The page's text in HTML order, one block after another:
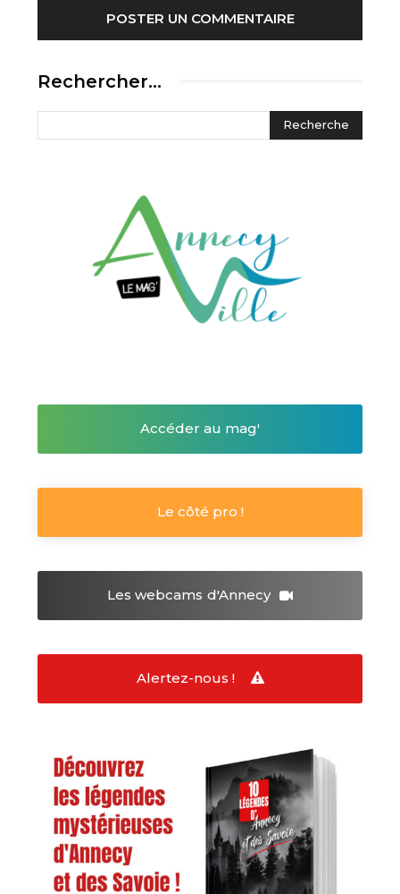
Rechercher…
Accéder au mag'
Le côté pro !
Les webcams d'Annecy
Alertez-nous !